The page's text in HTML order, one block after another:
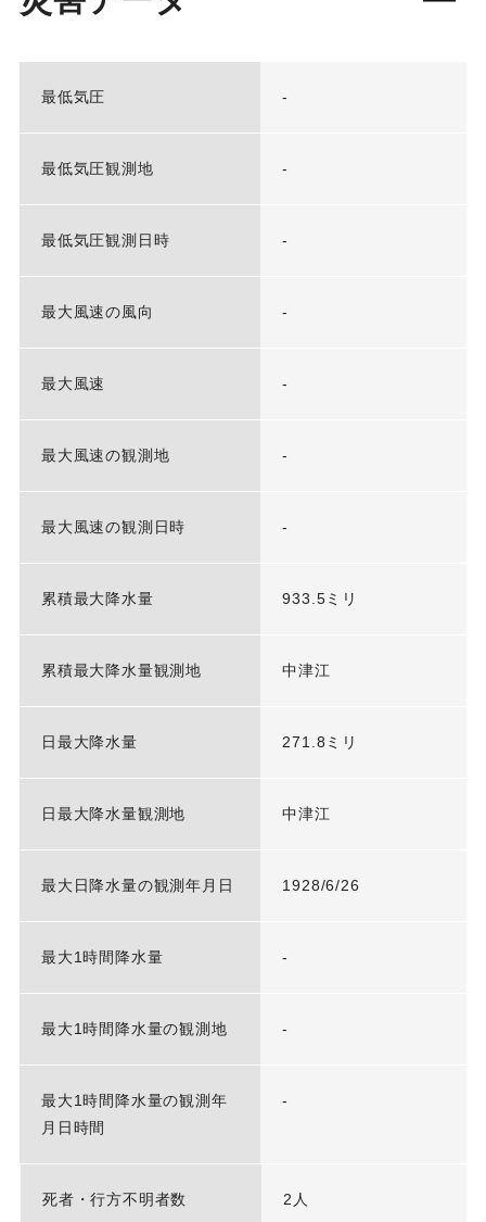
最低気圧 -
最低気圧観測地 -
最低気圧観測日時 -
最大風速の風向 -
最大風速 -
最大風速の観測地 -
最大風速の観測日時 -
累積最大降水量 933.5ミリ
累積最大降水量観測地 中津江
日最大降水量 271.8ミリ
日最大降水量観測地 中津江
最大日降水量の観測年月日 1928/6/26
最大1時間降水量 -
最大1時間降水量の観測地 -
最大1時間降水量の観測年
月日時間
-
死者・行方不明者数 2人